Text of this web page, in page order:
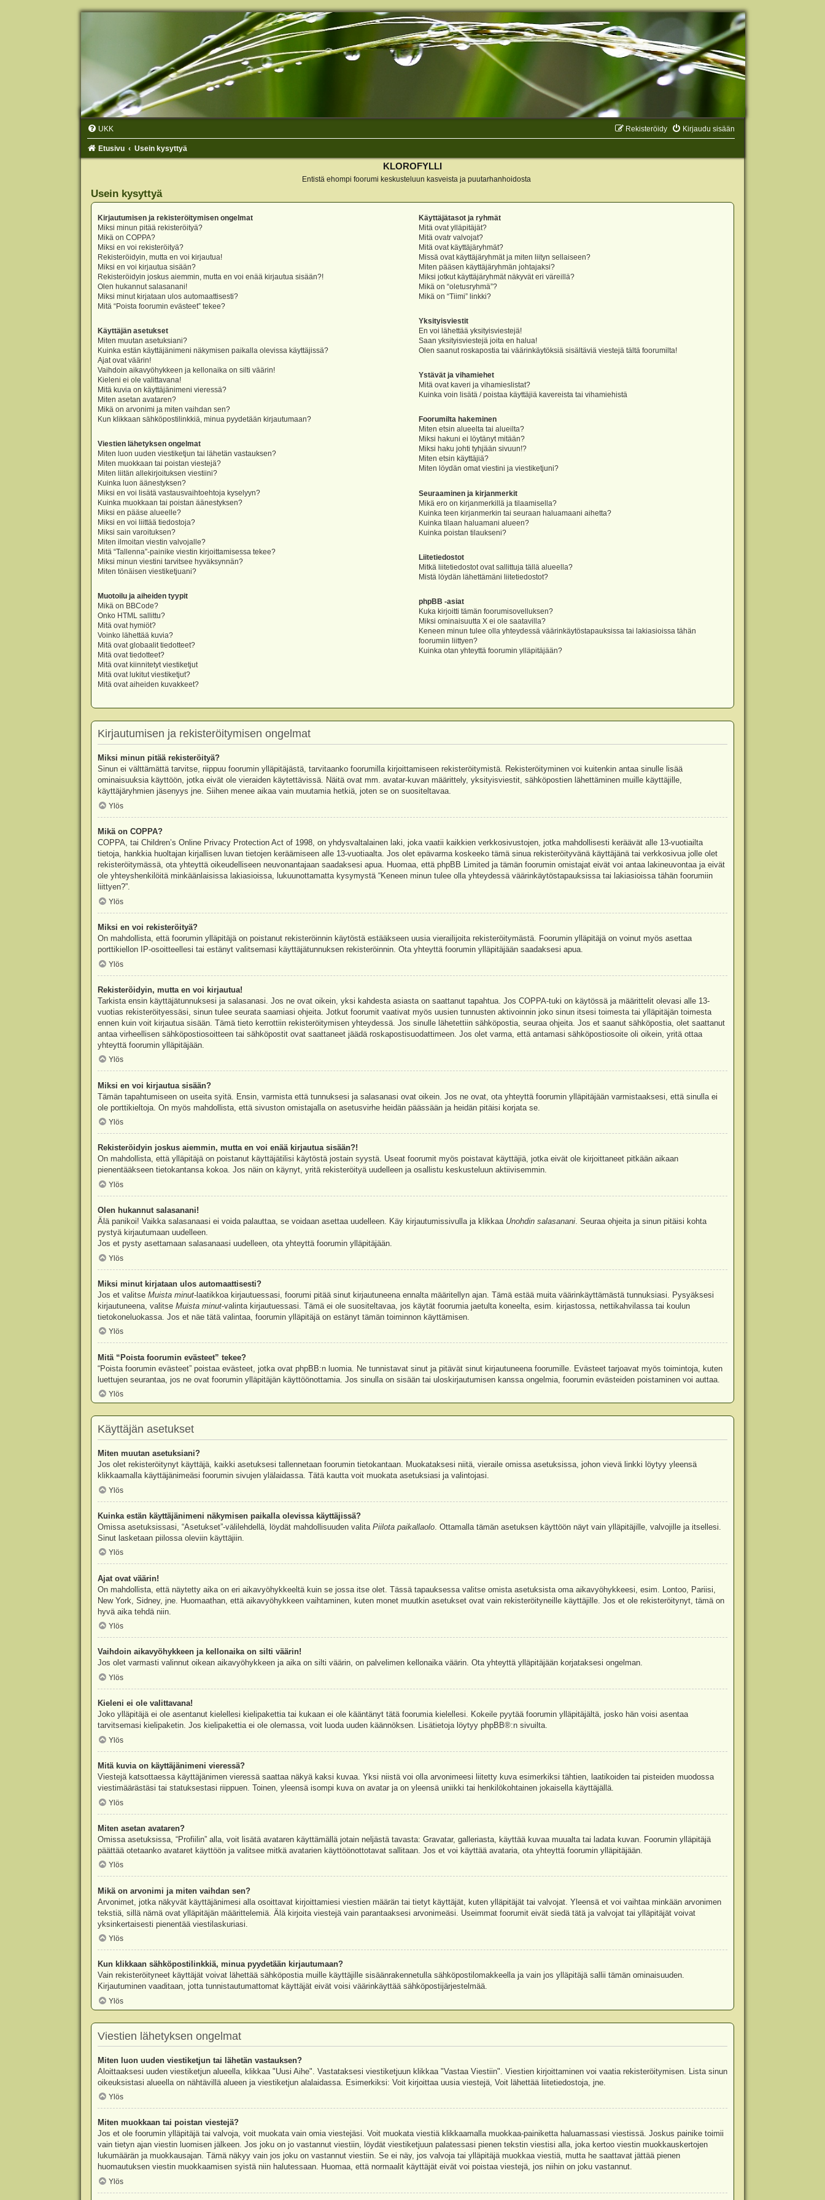
UKK Kirjaudu sisään
Rekisteröidy
Etusivu Usein kysyttyä
KLOROFYLLI
Entistä ehompi foorumi keskusteluun kasveista ja puutarhanhoidosta
Usein kysyttyä
Kirjautumisen ja rekisteröitymisen ongelmat
Miksi minun pitää rekisteröityä?
Mikä on COPPA?
Miksi en voi rekisteröityä?
Rekisteröidyin, mutta en voi kirjautua!
Miksi en voi kirjautua sisään?
Rekisteröidyin joskus aiemmin, mutta en voi enää kirjautua sisään?!
Olen hukannut salasanani!
Miksi minut kirjataan ulos automaattisesti?
Mitä “Poista foorumin evästeet” tekee?
Käyttäjän asetukset
Miten muutan asetuksiani?
Kuinka estän käyttäjänimeni näkymisen paikalla olevissa käyttäjissä?
Ajat ovat väärin!
Vaihdoin aikavyöhykkeen ja kellonaika on silti väärin!
Kieleni ei ole valittavana!
Mitä kuvia on käyttäjänimeni vieressä?
Miten asetan avataren?
Mikä on arvonimi ja miten vaihdan sen?
Kun klikkaan sähköpostilinkkiä, minua pyydetään kirjautumaan?
Viestien lähetyksen ongelmat
Miten luon uuden viestiketjun tai lähetän vastauksen?
Miten muokkaan tai poistan viestejä?
Miten liitän allekirjoituksen viestiini?
Kuinka luon äänestyksen?
Miksi en voi lisätä vastausvaihtoehtoja kyselyyn?
Kuinka muokkaan tai poistan äänestyksen?
Miksi en pääse alueelle?
Miksi en voi liittää tiedostoja?
Miksi sain varoituksen?
Miten ilmoitan viestin valvojalle?
Mitä “Tallenna”-painike viestin kirjoittamisessa tekee?
Miksi minun viestini tarvitsee hyväksynnän?
Miten tönäisen viestiketjuani?
Muotoilu ja aiheiden tyypit
Mikä on BBCode?
Onko HTML sallittu?
Mitä ovat hymiöt?
Voinko lähettää kuvia?
Mitä ovat globaalit tiedotteet?
Mitä ovat tiedotteet?
Mitä ovat kiinnitetyt viestiketjut
Mitä ovat lukitut viestiketjut?
Mitä ovat aiheiden kuvakkeet?
Käyttäjätasot ja ryhmät
Mitä ovat ylläpitäjät?
Mitä ovatr valvojat?
Mitä ovat käyttäjäryhmät?
Missä ovat käyttäjäryhmät ja miten liityn sellaiseen?
Miten pääsen käyttäjäryhmän johtajaksi?
Miksi jotkut käyttäjäryhmät näkyvät eri väreillä?
Mikä on “oletusryhmä”?
Mikä on “Tiimi” linkki?
Yksityisviestit
En voi lähettää yksityisviestejä!
Saan yksityisviestejä joita en halua!
Olen saanut roskapostia tai väärinkäytöksiä sisältäviä viestejä tältä foorumilta!
Ystävät ja vihamiehet
Mitä ovat kaveri ja vihamieslistat?
Kuinka voin lisätä / poistaa käyttäjiä kavereista tai vihamiehistä
Foorumilta hakeminen
Miten etsin alueelta tai alueilta?
Miksi hakuni ei löytänyt mitään?
Miksi haku johti tyhjään sivuun!?
Miten etsin käyttäjiä?
Miten löydän omat viestini ja viestiketjuni?
Seuraaminen ja kirjanmerkit
Mikä ero on kirjanmerkillä ja tilaamisella?
Kuinka teen kirjanmerkin tai seuraan haluamaani aihetta?
Kuinka tilaan haluamani alueen?
Kuinka poistan tilaukseni?
Liitetiedostot
Mitkä liitetiedostot ovat sallittuja tällä alueella?
Mistä löydän lähettämäni liitetiedostot?
phpBB -asiat
Kuka kirjoitti tämän foorumisovelluksen?
Miksi ominaisuutta X ei ole saatavilla?
Keneen minun tulee olla yhteydessä väärinkäytöstapauksissa tai lakiasioissa tähän
foorumiin liittyen?
Kuinka otan yhteyttä foorumin ylläpitäjään?
Kirjautumisen ja rekisteröitymisen ongelmat
Miksi minun pitää rekisteröityä?
Sinun ei välttämättä tarvitse, riippuu foorumin ylläpitäjästä, tarvitaanko foorumilla kirjoittamiseen rekisteröitymistä. Rekisteröityminen voi kuitenkin antaa sinulle lisää
ominaisuuksia käyttöön, jotka eivät ole vieraiden käytettävissä. Näitä ovat mm. avatar-kuvan määrittely, yksityisviestit, sähköpostien lähettäminen muille käyttäjille,
käyttäjäryhmien jäsenyys jne. Siihen menee aikaa vain muutamia hetkiä, joten se on suositeltavaa.
Ylös
Mikä on COPPA?
COPPA, tai Children’s Online Privacy Protection Act of 1998, on yhdysvaltalainen laki, joka vaatii kaikkien verkkosivustojen, jotka mahdollisesti keräävät alle 13-vuotiailta
tietoja, hankkia huoltajan kirjallisen luvan tietojen keräämiseen alle 13-vuotiaalta. Jos olet epävarma koskeeko tämä sinua rekisteröityvänä käyttäjänä tai verkkosivua jolle olet
rekisteröitymässä, ota yhteyttä oikeudelliseen neuvonantajaan saadaksesi apua. Huomaa, että phpBB Limited ja tämän foorumin omistajat eivät voi antaa lakineuvontaa ja eivät
ole yhteyshenkilöitä minkäänlaisissa lakiasioissa, lukuunottamatta kysymystä “Keneen minun tulee olla yhteydessä väärinkäytöstapauksissa tai lakiasioissa tähän foorumiin
liittyen?”.
Ylös
Miksi en voi rekisteröityä?
On mahdollista, että foorumin ylläpitäjä on poistanut rekisteröinnin käytöstä estääkseen uusia vierailijoita rekisteröitymästä. Foorumin ylläpitäjä on voinut myös asettaa
porttikiellon IP-osoitteellesi tai estänyt valitsemasi käyttäjätunnuksen rekisteröinnin. Ota yhteyttä foorumin ylläpitäjään saadaksesi apua.
Ylös
Rekisteröidyin, mutta en voi kirjautua!
Tarkista ensin käyttäjätunnuksesi ja salasanasi. Jos ne ovat oikein, yksi kahdesta asiasta on saattanut tapahtua. Jos COPPA-tuki on käytössä ja määrittelit olevasi alle 13-
vuotias rekisteröityessäsi, sinun tulee seurata saamiasi ohjeita. Jotkut foorumit vaativat myös uusien tunnusten aktivoinnin joko sinun itsesi toimesta tai ylläpitäjän toimesta
ennen kuin voit kirjautua sisään. Tämä tieto kerrottiin rekisteröitymisen yhteydessä. Jos sinulle lähetettiin sähköpostia, seuraa ohjeita. Jos et saanut sähköpostia, olet saattanut
antaa virheellisen sähköpostiosoitteen tai sähköpostit ovat saattaneet jäädä roskapostisuodattimeen. Jos olet varma, että antamasi sähköpostiosoite oli oikein, yritä ottaa
yhteyttä foorumin ylläpitäjään.
Ylös
Miksi en voi kirjautua sisään?
Tämän tapahtumiseen on useita syitä. Ensin, varmista että tunnuksesi ja salasanasi ovat oikein. Jos ne ovat, ota yhteyttä foorumin ylläpitäjään varmistaaksesi, että sinulla ei
ole porttikieltoja. On myös mahdollista, että sivuston omistajalla on asetusvirhe heidän päässään ja heidän pitäisi korjata se.
Ylös
Rekisteröidyin joskus aiemmin, mutta en voi enää kirjautua sisään?!
On mahdollista, että ylläpitäjä on poistanut käyttäjätilisi käytöstä jostain syystä. Useat foorumit myös poistavat käyttäjiä, jotka eivät ole kirjoittaneet pitkään aikaan
pienentääkseen tietokantansa kokoa. Jos näin on käynyt, yritä rekisteröityä uudelleen ja osallistu keskusteluun aktiivisemmin.
Ylös
Olen hukannut salasanani!
Älä panikoi! Vaikka salasanaasi ei voida palauttaa, se voidaan asettaa uudelleen. Käy kirjautumissivulla ja klikkaa Unohdin salasanani. Seuraa ohjeita ja sinun pitäisi kohta
pystyä kirjautumaan uudelleen.
Jos et pysty asettamaan salasanaasi uudelleen, ota yhteyttä foorumin ylläpitäjään.
Ylös
Miksi minut kirjataan ulos automaattisesti?
Jos et valitse Muista minut-laatikkoa kirjautuessasi, foorumi pitää sinut kirjautuneena ennalta määritellyn ajan. Tämä estää muita väärinkäyttämästä tunnuksiasi. Pysyäksesi
kirjautuneena, valitse Muista minut-valinta kirjautuessasi. Tämä ei ole suositeltavaa, jos käytät foorumia jaetulta koneelta, esim. kirjastossa, nettikahvilassa tai koulun
tietokoneluokassa. Jos et näe tätä valintaa, foorumin ylläpitäjä on estänyt tämän toiminnon käyttämisen.
Ylös
Mitä “Poista foorumin evästeet” tekee?
“Poista foorumin evästeet” poistaa evästeet, jotka ovat phpBB:n luomia. Ne tunnistavat sinut ja pitävät sinut kirjautuneena foorumille. Evästeet tarjoavat myös toimintoja, kuten
luettujen seurantaa, jos ne ovat foorumin ylläpitäjän käyttöönottamia. Jos sinulla on sisään tai uloskirjautumisen kanssa ongelmia, foorumin evästeiden poistaminen voi auttaa.
Ylös
Käyttäjän asetukset
Miten muutan asetuksiani?
Jos olet rekisteröitynyt käyttäjä, kaikki asetuksesi tallennetaan foorumin tietokantaan. Muokataksesi niitä, vieraile omissa asetuksissa, johon vievä linkki löytyy yleensä
klikkaamalla käyttäjänimeäsi foorumin sivujen ylälaidassa. Tätä kautta voit muokata asetuksiasi ja valintojasi.
Ylös
Kuinka estän käyttäjänimeni näkymisen paikalla olevissa käyttäjissä?
Omissa asetuksissasi, “Asetukset”-välilehdellä, löydät mahdollisuuden valita Piilota paikallaolo. Ottamalla tämän asetuksen käyttöön näyt vain ylläpitäjille, valvojille ja itsellesi.
Sinut lasketaan piilossa oleviin käyttäjiin.
Ylös
Ajat ovat väärin!
On mahdollista, että näytetty aika on eri aikavyöhykkeeltä kuin se jossa itse olet. Tässä tapauksessa valitse omista asetuksista oma aikavyöhykkeesi, esim. Lontoo, Pariisi,
New York, Sidney, jne. Huomaathan, että aikavyöhykkeen vaihtaminen, kuten monet muutkin asetukset ovat vain rekisteröityneille käyttäjille. Jos et ole rekisteröitynyt, tämä on
hyvä aika tehdä niin.
Ylös
Vaihdoin aikavyöhykkeen ja kellonaika on silti väärin!
Jos olet varmasti valinnut oikean aikavyöhykkeen ja aika on silti väärin, on palvelimen kellonaika väärin. Ota yhteyttä ylläpitäjään korjataksesi ongelman.
Ylös
Kieleni ei ole valittavana!
Joko ylläpitäjä ei ole asentanut kielellesi kielipakettia tai kukaan ei ole kääntänyt tätä foorumia kielellesi. Kokeile pyytää foorumin ylläpitäjältä, josko hän voisi asentaa
tarvitsemasi kielipaketin. Jos kielipakettia ei ole olemassa, voit luoda uuden käännöksen. Lisätietoja löytyy phpBB®:n sivuilta.
Ylös
Mitä kuvia on käyttäjänimeni vieressä?
Viestejä katsottaessa käyttäjänimen vieressä saattaa näkyä kaksi kuvaa. Yksi niistä voi olla arvonimeesi liitetty kuva esimerkiksi tähtien, laatikoiden tai pisteiden muodossa
viestimäärästäsi tai statuksestasi riippuen. Toinen, yleensä isompi kuva on avatar ja on yleensä uniikki tai henkilökohtainen jokaisella käyttäjällä.
Ylös
Miten asetan avataren?
Omissa asetuksissa, “Profiilin” alla, voit lisätä avataren käyttämällä jotain neljästä tavasta: Gravatar, galleriasta, käyttää kuvaa muualta tai ladata kuvan. Foorumin ylläpitäjä
päättää otetaanko avataret käyttöön ja valitsee mitkä avatarien käyttöönottotavat sallitaan. Jos et voi käyttää avataria, ota yhteyttä foorumin ylläpitäjään.
Ylös
Mikä on arvonimi ja miten vaihdan sen?
Arvonimet, jotka näkyvät käyttäjänimesi alla osoittavat kirjoittamiesi viestien määrän tai tietyt käyttäjät, kuten ylläpitäjät tai valvojat. Yleensä et voi vaihtaa minkään arvonimen
tekstiä, sillä nämä ovat ylläpitäjän määrittelemiä. Älä kirjoita viestejä vain parantaaksesi arvonimeäsi. Useimmat foorumit eivät siedä tätä ja valvojat tai ylläpitäjät voivat
yksinkertaisesti pienentää viestilaskuriasi.
Ylös
Kun klikkaan sähköpostilinkkiä, minua pyydetään kirjautumaan?
Vain rekisteröityneet käyttäjät voivat lähettää sähköpostia muille käyttäjille sisäänrakennetulla sähköpostilomakkeella ja vain jos ylläpitäjä sallii tämän ominaisuuden.
Kirjautuminen vaaditaan, jotta tunnistautumattomat käyttäjät eivät voisi väärinkäyttää sähköpostijärjestelmää.
Ylös
Viestien lähetyksen ongelmat
Miten luon uuden viestiketjun tai lähetän vastauksen?
Aloittaaksesi uuden viestiketjun alueella, klikkaa "Uusi Aihe". Vastataksesi viestiketjuun klikkaa "Vastaa Viestiin". Viestien kirjoittaminen voi vaatia rekisteröitymisen. Lista sinun
oikeuksistasi alueella on nähtävillä alueen ja viestiketjun alalaidassa. Esimerkiksi: Voit kirjoittaa uusia viestejä, Voit lähettää liitetiedostoja, jne.
Ylös
Miten muokkaan tai poistan viestejä?
Jos et ole foorumin ylläpitäjä tai valvoja, voit muokata vain omia viestejäsi. Voit muokata viestiä klikkaamalla muokkaa-painiketta haluamassasi viestissä. Joskus painike toimii
vain tietyn ajan viestin luomisen jälkeen. Jos joku on jo vastannut viestiin, löydät viestiketjuun palatessasi pienen tekstin viestisi alla, joka kertoo viestin muokkauskertojen
lukumäärän ja muokkausajan. Tämä näkyy vain jos joku on vastannut viestiin. Se ei näy, jos valvoja tai ylläpitäjä muokkaa viestiä, mutta he saattavat jättää pienen
huomautuksen viestin muokkaamisen syistä niin halutessaan. Huomaa, että normaalit käyttäjät eivät voi poistaa viestejä, jos niihin on joku vastannut.
Ylös